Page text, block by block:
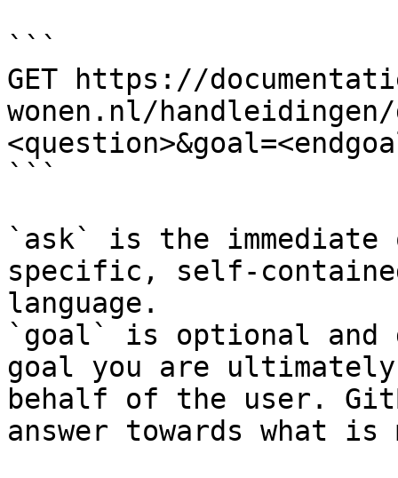
```
GET https://
wonen.nl/
```
`ask` is the
specific, self-
language.
`goal` is optional and
goal you are
behalf of the user.
answer towards what